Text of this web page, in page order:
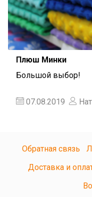
Плюш Минки
Большой выбор!
07.08.2019
Обратная связь
Доставка и